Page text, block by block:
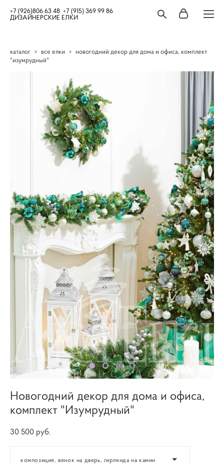
+7 (926)806 63 48 +7 (915) 369 99 86
ДИЗАЙНЕРСКИЕ ЕЛКИ
каталог > все елки > новогодний декор для дома и офиса, комплект
"изумрудный"
Новогодний декор для дома и офиса,
комплект "Изумрудный"
30 500 pуб.
композиция, венок на дверь, гирлянда на камин